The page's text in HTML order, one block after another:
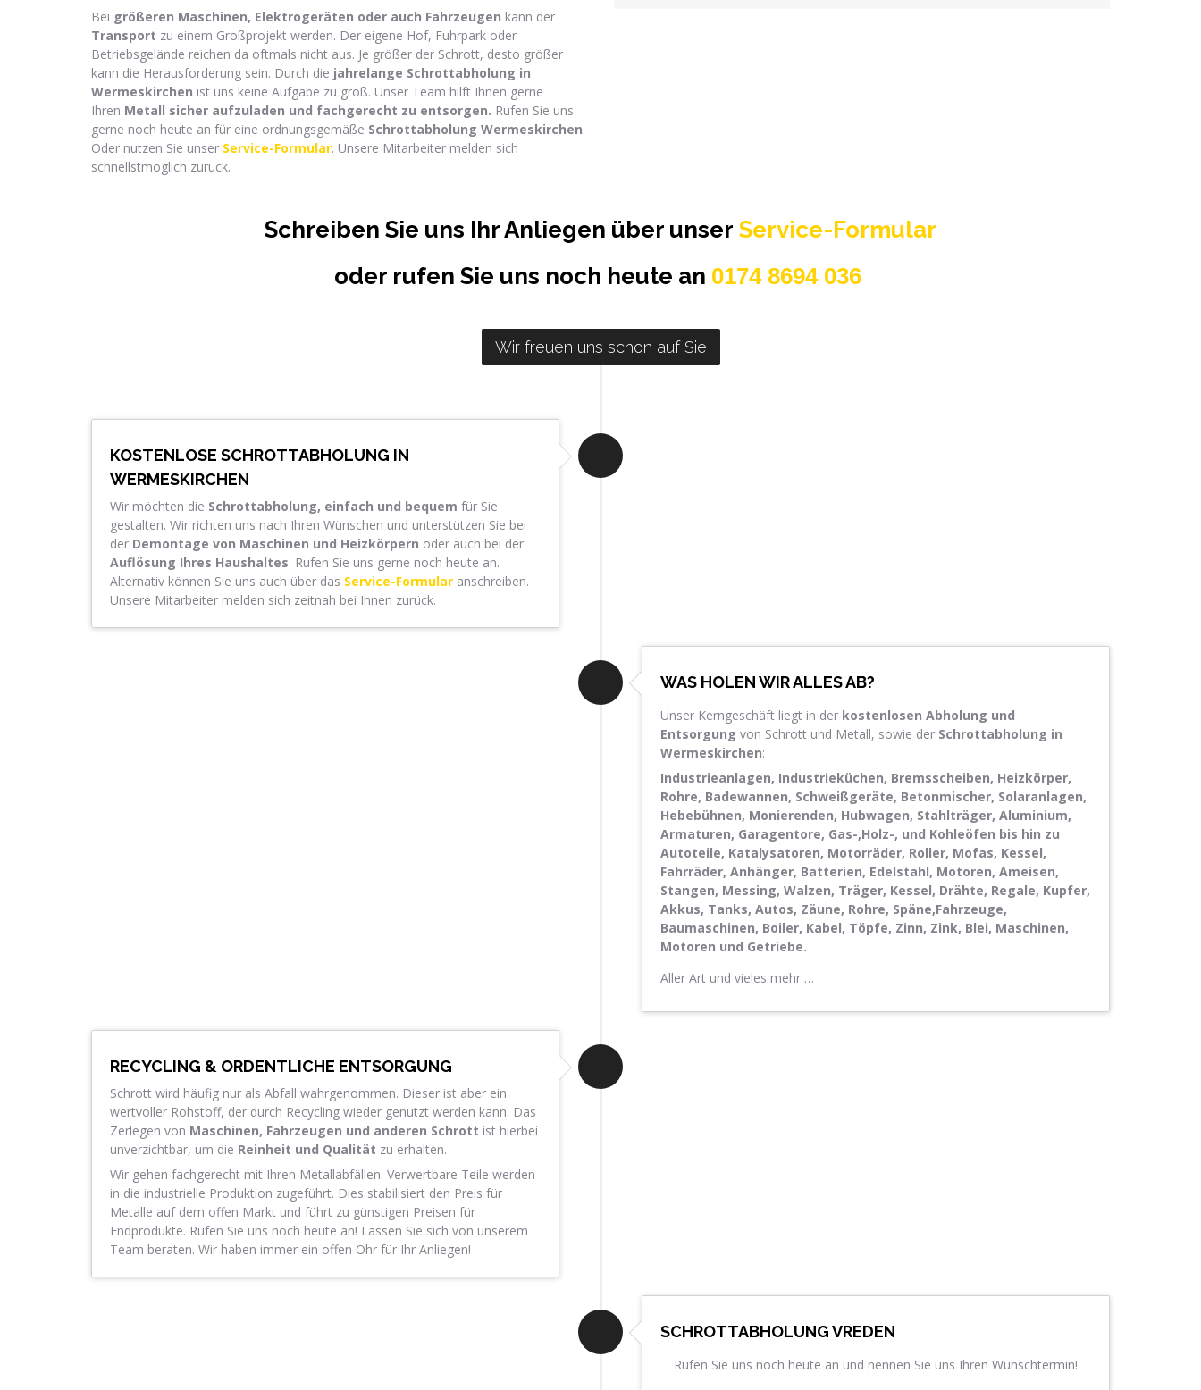
Bei größeren Maschinen, Elektrogeräten oder auch Fahrzeugen kann der
Transport zu einem Großprojekt werden. Der eigene Hof, Fuhrpark oder
Betriebsgelände reichen da oftmals nicht aus. Je größer der Schrott, desto größer
kann die Herausforderung sein. Durch die jahrelange Schrottabholung in
Wermeskirchen ist uns keine Aufgabe zu groß. Unser Team hilft Ihnen gerne
Ihren Metall sicher aufzuladen und fachgerecht zu entsorgen. Rufen Sie uns
gerne noch heute an für eine ordnungsgemäße Schrottabholung Wermeskirchen.
Oder nutzen Sie unser Service-Formular. Unsere Mitarbeiter melden sich
schnellstmöglich zurück.
Schreiben Sie uns Ihr Anliegen über unser Service-Formular
oder rufen Sie uns noch heute an 0174 8694 036
Wir freuen uns schon auf Sie
KOSTENLOSE SCHROTTABHOLUNG IN
WERMESKIRCHEN
Wir möchten die Schrottabholung, einfach und bequem für Sie
gestalten. Wir richten uns nach Ihren Wünschen und unterstützen Sie bei
der Demontage von Maschinen und Heizkörpern oder auch bei der
Auflösung Ihres Haushaltes. Rufen Sie uns gerne noch heute an.
Alternativ können Sie uns auch über das Service-Formular anschreiben.
Unsere Mitarbeiter melden sich zeitnah bei Ihnen zurück.
WAS HOLEN WIR ALLES AB?
Unser Kerngeschäft liegt in der kostenlosen Abholung und
Entsorgung von Schrott und Metall, sowie derSchrottabholung in
Wermeskirchen:
Industrieanlagen, Industrieküchen, Bremsscheiben, Heizkörper,
Rohre, Badewannen, Schweißgeräte, Betonmischer, Solaranlagen,
Hebebühnen, Monierenden, Hubwagen, Stahlträger, Aluminium,
Armaturen, Garagentore, Gas-,Holz-, und Kohleöfen bis hin zu
Autoteile, Katalysatoren, Motorräder, Roller, Mofas, Kessel,
Fahrräder, Anhänger, Batterien, Edelstahl, Motoren, Ameisen,
Stangen, Messing, Walzen, Träger, Kessel, Drähte, Regale, Kupfer,
Akkus, Tanks, Autos, Zäune, Rohre, Späne,Fahrzeuge,
Baumaschinen, Boiler, Kabel, Töpfe, Zinn, Zink, Blei, Maschinen,
Motoren und Getriebe.
Aller Art und vieles mehr …
RECYCLING & ORDENTLICHE ENTSORGUNG
Schrott wird häufig nur als Abfall wahrgenommen. Dieser ist aber ein
wertvoller Rohstoff, der durch Recycling wieder genutzt werden kann. Das
Zerlegen von Maschinen, Fahrzeugen und anderen Schrott ist hierbei
unverzichtbar, um die Reinheit und Qualität zu erhalten.
Wir gehen fachgerecht mit Ihren Metallabfällen. Verwertbare Teile werden
in die industrielle Produktion zugeführt. Dies stabilisiert den Preis für
Metalle auf dem offen Markt und führt zu günstigen Preisen für
Endprodukte. Rufen Sie uns noch heute an! Lassen Sie sich von unserem
Team beraten. Wir haben immer ein offen Ohr für Ihr Anliegen!
SCHROTTABHOLUNG VREDEN
Rufen Sie uns noch heute an und nennen Sie uns Ihren Wunschtermin!